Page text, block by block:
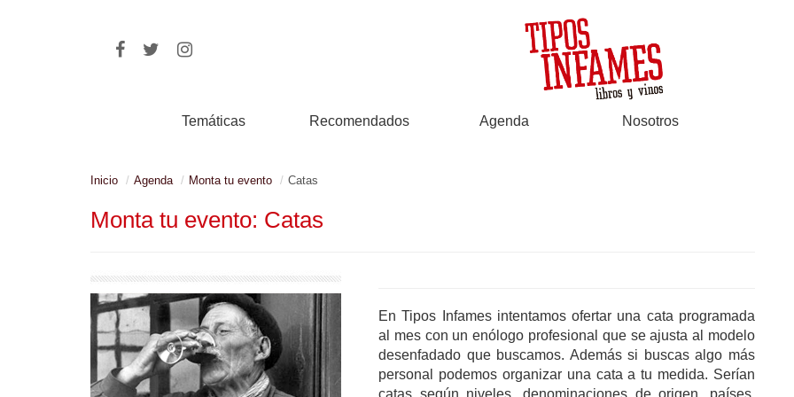
Temáticas Recomendados Agenda Nosotros
Inicio Agenda Monta tu evento Catas
Monta tu evento: Catas
En Tipos Infames intentamos ofertar una cata programada
al mes con un enólogo profesional que se ajusta al modelo
desenfadado que buscamos. Además si buscas algo más
personal podemos organizar una cata a tu medida. Serían
catas según niveles, denominaciones de origen, países,